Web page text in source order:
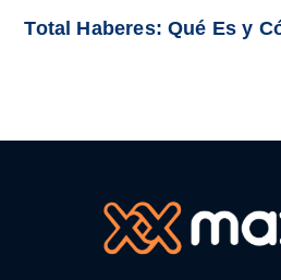
Total Haberes: Qué Es y